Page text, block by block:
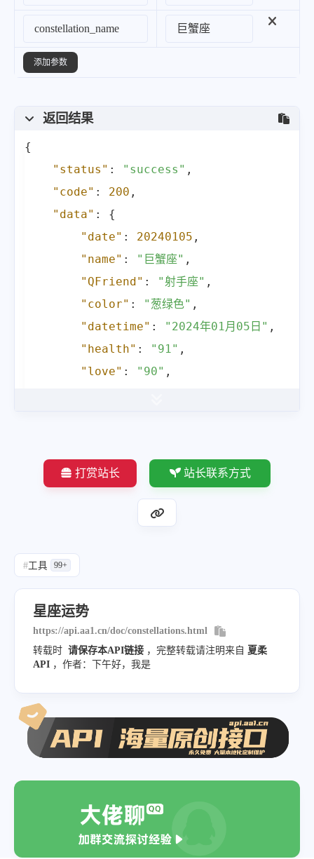
添加参数
返回结果
{
"status" : "success" ,
"code" : 200 ,
"data" :
{
"date" : 20240105 ,
"name" : "巨蟹座" ,
"QFriend" : "射手座" ,
"color" : "葱绿色" ,
"datetime" : "2024年01月05日" ,
"health" : "91" ,
"love" : "90" ,
"summary"
: "运势非常好，会得到明显的助
"90"
"resultcode"
"error_code":
}
}
打赏站长 站长联系方式
#工具 99+
星座运势
https://api.aa1.cn/doc/constellations.html
转载时 请保存本API链接 ，完整转载请注明来自 夏柔
API ，作者：下午好，我是